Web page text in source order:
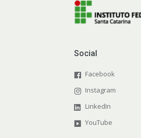
Social
Facebook
Instagram
LinkedIn
YouTube